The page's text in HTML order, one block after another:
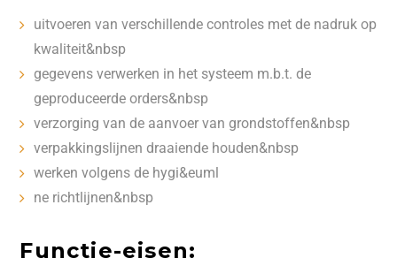
uitvoeren van verschillende controles met de nadruk op
kwaliteit&nbsp
gegevens verwerken in het systeem m.b.t. de
geproduceerde orders&nbsp
verzorging van de aanvoer van grondstoffen&nbsp
verpakkingslijnen draaiende houden&nbsp
werken volgens de hygi&euml
ne richtlijnen&nbsp
Functie-eisen: